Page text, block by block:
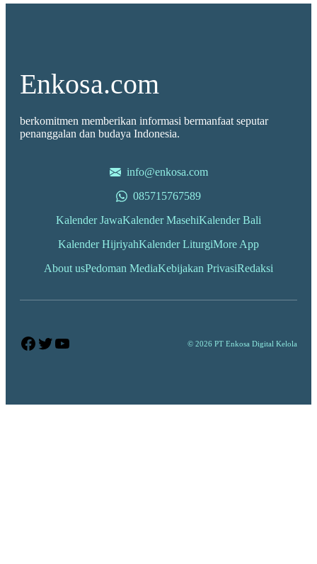
Enkosa.com
berkomitmen memberikan informasi bermanfaat seputar
penanggalan dan budaya Indonesia.
info@enkosa.com
085715767589
Kalender JawaKalender MasehiKalender Bali
Kalender HijriyahKalender LiturgiMore App
About usPedoman MediaKebijakan PrivasiRedaksi
Facebook
Twitter
YouTube © 2026 PT Enkosa Digital Kelola